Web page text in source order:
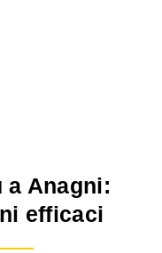
a Anagni:
efficaci